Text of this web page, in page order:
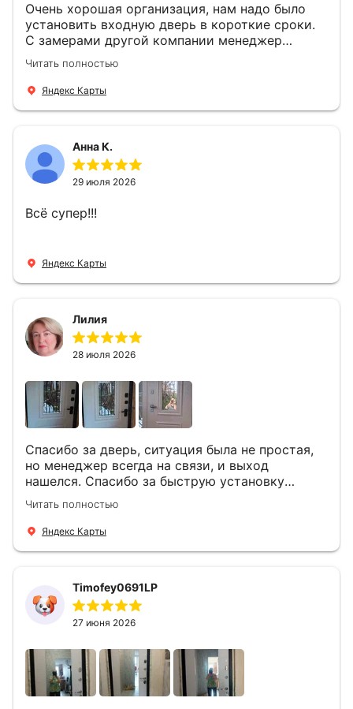
Очень хорошая организация, нам надо было
установить входную дверь в короткие сроки.
С замерами другой компании менеджер
компании Филлип, быстро предоставил нам
варианты дверей, монтаж тоже был очень
четкий, позвонили, согласовали и установили
Читать полностью
Яндекс Карты
Анна К.
29 июля 2026
Всё супер!!!
Яндекс Карты
Лилия
28 июля 2026
Спасибо за дверь, ситуация была не простая,
но менеджер всегда на связи, и выход
нашелся. Спасибо за быструю установку
Роману, один и привёз, и установил. Надеюсь,
что дверь нам долго послужит
Читать полностью
Яндекс Карты
Timofey0691LP
27 июня 2026